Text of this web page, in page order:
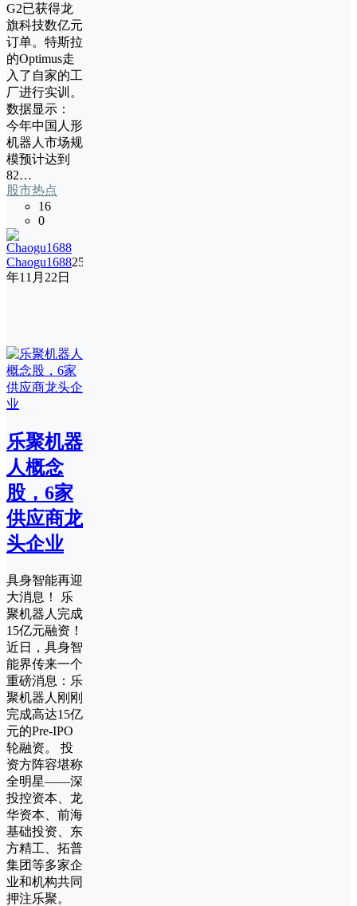
G2已获得龙
旗科技数亿元
订单。特斯拉
的Optimus走
入了自家的工
厂进行实训。
数据显示：
今年中国人形
机器人市场规
模预计达到
82…
股市热点
16
0
Chaogu168825
年11月22日
乐聚机器
人概念
股，6家
供应商龙
头企业
具身智能再迎
大消息！ 乐
聚机器人完成
15亿元融资！
近日，具身智
能界传来一个
重磅消息：乐
聚机器人刚刚
完成高达15亿
元的Pre-IPO
轮融资。 投
资方阵容堪称
全明星——深
投控资本、龙
华资本、前海
基础投资、东
方精工、拓普
集团等多家企
业和机构共同
押注乐聚。